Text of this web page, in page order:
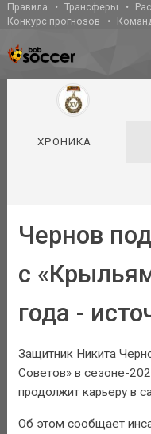
Правила Трансферы
Конкурс прогнозов
ХРОНИКА
Чернов
с
года -
Защитник Никита
Советов» в сезоне-
продолжит карьеру в
Об этом сообщает